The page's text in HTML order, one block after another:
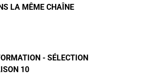
LA MÊME CHAÎNE
- SÉLECTION
10